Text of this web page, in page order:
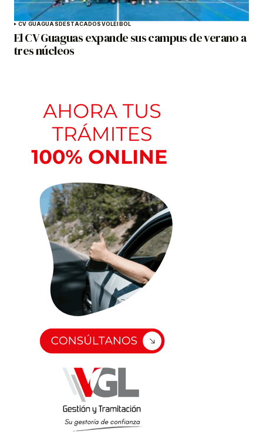
CV GUAGUASDESTACADOSVOLEIBOL
El CV Guaguas expande sus campus de verano a
tres núcleos